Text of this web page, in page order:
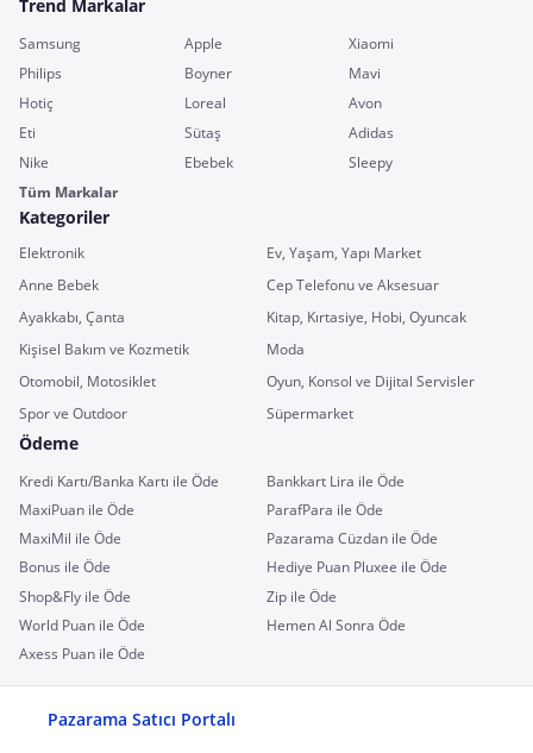
Trend Markalar
Samsung Apple
Xiaomi
Philips
Boyner
Mavi
Hotiç
Loreal
Avon
Eti
Sütaş
Adidas
Nike
Ebebek
Sleepy
Tüm Markalar
Kategoriler
Elektronik
Ev, Yaşam, Yapı Market
Anne Bebek
Cep Telefonu ve Aksesuar
Ayakkabı, Çanta
Kitap, Kırtasiye, Hobi, Oyuncak
Kişisel Bakım ve Kozmetik
Moda
Otomobil, Motosiklet
Oyun, Konsol ve Dijital Servisler
Spor ve Outdoor
Süpermarket
Ödeme
Kredi Kartı/Banka Kartı ile Öde
Bankkart Lira ile Öde
MaxiPuan ile Öde
ParafPara ile Öde
MaxiMil ile Öde
Pazarama Cüzdan ile Öde
Bonus ile Öde
Hediye Puan Pluxee ile Öde
Shop&Fly ile Öde
Zip ile Öde
World Puan ile Öde
Hemen Al Sonra Öde
Axess Puan ile Öde
Pazarama Satıcı Portalı